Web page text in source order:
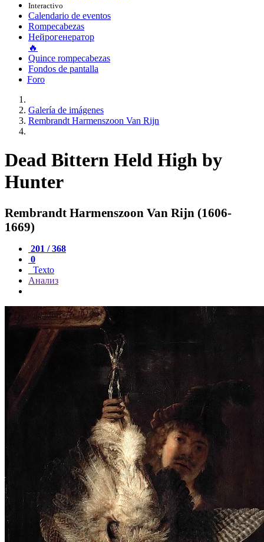
Interactivo
Calendario de eventos
Rompecabezas
Нейрогенератор
🔥
Quince rompecabezas
Fondos de pantalla
Foro
Galería de imágenes
Rembrandt Harmenszoon Van Rijn
Dead Bittern Held High by
Hunter
Rembrandt Harmenszoon Van Rijn (1606-
1669)
201 / 368
0
Texto
Анализ